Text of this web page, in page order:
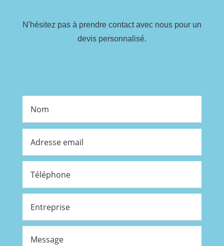
N'hésitez pas à prendre contact avec nous pour un
devis personnalisé.